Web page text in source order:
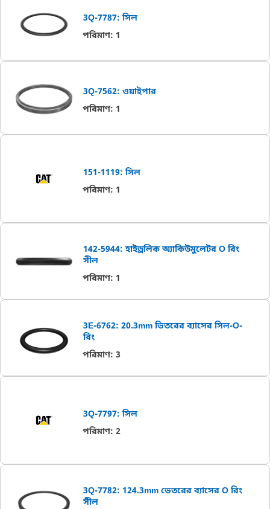
3Q-7787: সিল
পরিমাণ: 1
3Q-7562: ওয়াইপার
পরিমাণ: 1
151-1119: সিল
পরিমাণ: 1
142-5944: হাইড্রলিক অ্যাকিউমুলেটর O রিং
সীল
পরিমাণ: 1
3E-6762: 20.3mm ভিতরের ব্যাসের সিল-O-
রিং
পরিমাণ: 3
3Q-7797: সিল
পরিমাণ: 2
3Q-7782: 124.3mm ভেতরের ব্যাসের O রিং
সীল